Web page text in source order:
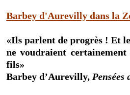
Barbey d'Aurevilly dans la
«Ils parlent de progrès ! Et
ne voudraient
fils»
Barbey d’Aurevilly, Pensées